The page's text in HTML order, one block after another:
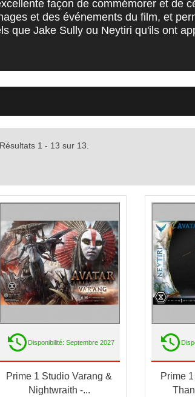
façon de commémorer et de
et des événements du film, et
que Jake Sully ou Neytiri qu'ils ont
Résultats 1 - 13 sur 13.
Disponibilité: Septembre 2027
Prime 1 Studio Varang &
Nightwraith -...
Prime